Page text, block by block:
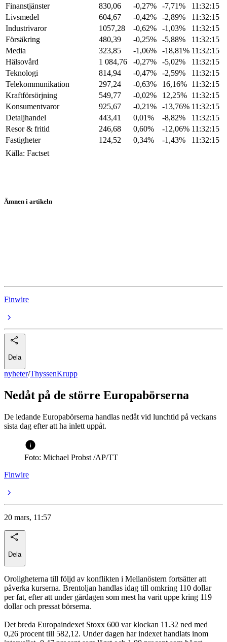
Finanstjänster
830,06 -0,27% -7,71%
11:32:15
Livsmedel
604,67 -0,42% -2,89%
11:32:15
Industrivaror
1057,28 -0,62% -1,03%
11:32:15
Försäkring
480,39 -0,25% -5,88%
11:32:15
Media
323,85 -1,06% -18,81% 11:32:15
Hälsovård
1 084,76 -0,27% -5,02%
11:32:15
Teknologi
814,94 -0,47% -2,59%
11:32:15
Telekommunikation
297,24 -0,63% 16,16% 11:32:15
Kraftförsörjning
549,77 -0,02% 12,25% 11:32:15
Konsumentvaror
925,67 -0,21% -13,76% 11:32:15
Detaljhandel
443,41 0,01% -8,82%
11:32:15
Resor & fritid
246,68 0,60% -12,06% 11:32:15
Fastigheter
124,52 0,34% -1,43%
11:32:15
Källa: Factset
Ämnen i artikeln
Finwire
Dela
nyheter/ThyssenKrupp
Nedåt på de större Europabörserna
De ledande Europabörserna handlas nedåt vid lunchtid på veckans
sista dag efter att ha inlett uppåt.
Foto: Michael Probst /AP/TT
Finwire
20 mars, 11:57
Dela
Oroligheterna till följd av konflikten i Mellanöstern fortsätter att
påverka kurserna. Brentoljan handlas idag till omkring 110 dollar
per fat, efter att under gårdagen som mest ha varit uppe kring 119
dollar och pressat börserna.
Det breda Europaindexet Stoxx 600 var klockan 11.32 ned med
0,26 procent till 582,12. Under dagen har indexet handlats inom